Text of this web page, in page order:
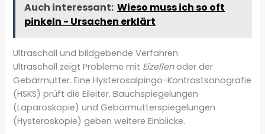
Auch interessant: Wieso muss ich so oft
pinkeln - Ursachen erklärt
Ultraschall und bildgebende Verfahren
Ultraschall zeigt Probleme mit Eizellenoder der
Gebärmutter. Eine Hysterosalpingo-Kontrastsonografie
(HSKS) prüft die Eileiter. Bauchspiegelungen
(Laparoskopie) und Gebärmutterspiegelungen
(Hysteroskopie) geben weitere Einblicke.